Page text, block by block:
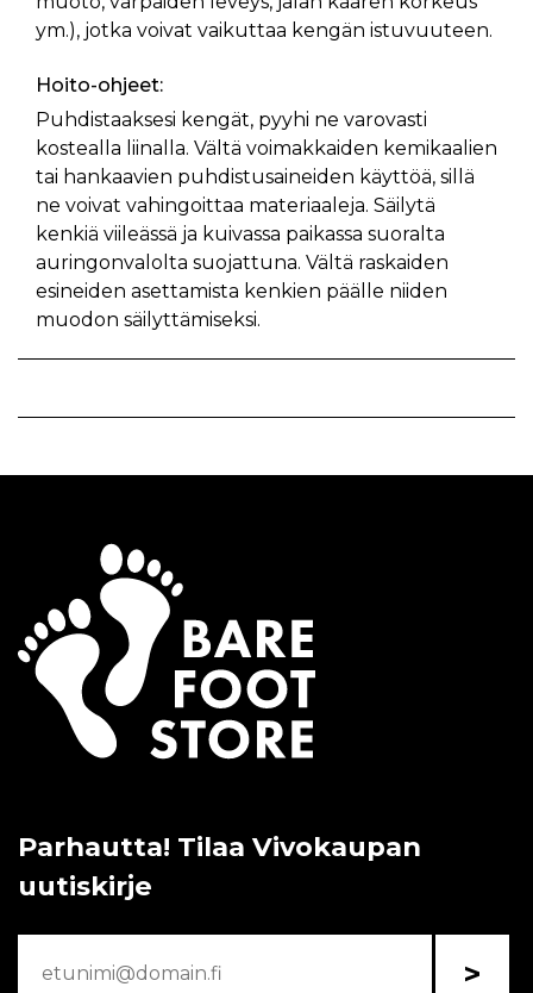
ym.), jotka voivat vaikuttaa kengän istuvuuteen.
Hoito-ohjeet:
Puhdistaaksesi kengät, pyyhi ne varovasti
kostealla liinalla. Vältä voimakkaiden kemikaalien
tai hankaavien puhdistusaineiden käyttöä, sillä
ne voivat vahingoittaa materiaaleja. Säilytä
kenkiä viileässä ja kuivassa paikassa suoralta
auringonvalolta suojattuna. Vältä raskaiden
esineiden asettamista kenkien päälle niiden
muodon säilyttämiseksi.
Parhautta! Tilaa Vivokaupan
uutiskirje
>